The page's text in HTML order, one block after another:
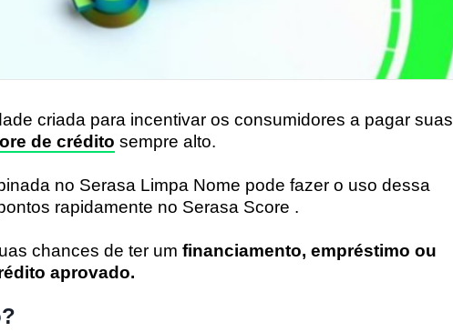
criada para incentivar os consumidores a pagar suas
de crédito sempre alto.
no Serasa Limpa Nome pode fazer o uso dessa
rapidamente no Serasa Score .
chances de ter um financiamento, empréstimo ou
aprovado.